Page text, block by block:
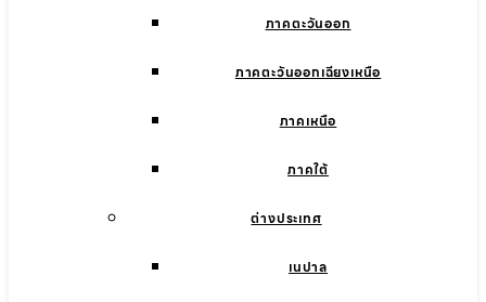
ภาคตะวันออก
ภาคตะวันออกเฉียงเหนือ
ภาคเหนือ
ภาคใต้
ต่างประเทศ
เนปาล